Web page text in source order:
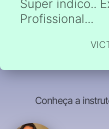
Super indico..
Profissional...
Conheça a